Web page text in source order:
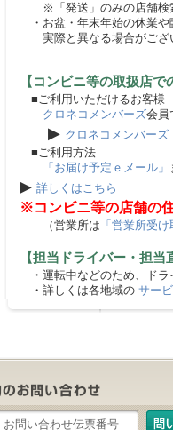
※「発送」のみの店舗検索
・お盆・年末年始の休業や
実際と異なる場合がござ
【コンビニ等の取扱店
■ご利用いただけるお客様
クロネコメンバーズ会員
▶ クロネコメンバーズ
■ご利用方法
「お届け予定ｅメール」
▶ 詳しくはこちら
※コンビニ等の店舗の
（営業所は 「営業所受
【担当ドライバー・担当
・運転中などのため、ドラ
・詳しくは各地域の サー